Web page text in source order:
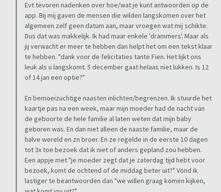
Evt tevoren nadenken over hoe/wat je kunt antwoorden op de
app. Bij mij gaven de mensen die wilden langskomen over het
algemeen zelf geen datum aan, maar vroegen wat mij schikte.
Dus dat was makkelijk. Ik had maar enkele 'drammers'. Maar als
jij verwacht er meer te hebben dan helpt het om een tekst klaar
te hebben. "dank voor de felicitaties tante Fien. Het lijkt ons
leuk als u langskomt. 5 december gaat helaas niet lukken. Is 12
of 14 jan een optie?"
En bemoeizuchtige naasten inlichten/begrenzen. Ik stuurde het
kaartje pas na een week, maar mijn moeder had de nacht van
de geboorte de hele familie al laten weten dat mijn baby
geboren was. En dan niet alleen de naaste familie, maar de
halve wereld en zn broer. En ze regelde in de eerste 10 dagen
tot 3x toe bezoek dat ik niet of anders gepland zou hebben.
Een appje met "je moeder zegt dat je zaterdag tijd hebt voor
bezoek, komt de ochtend of de middag beter uit?" Vond ik
lastiger te beantwoorden dan "we willen graag komen kijken,